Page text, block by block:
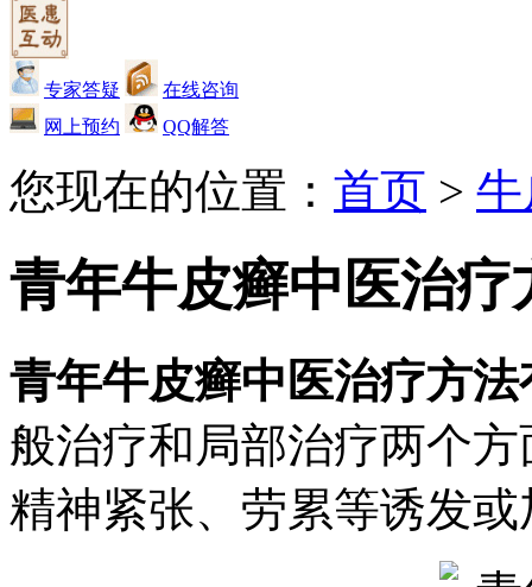
专家答疑
在线咨询
网上预约
QQ解答
您现在的位置： 首页 >
青年牛皮癣中医治疗
青年牛皮癣中医治疗方法
般治疗和局部治疗两个
精神紧张、劳累等诱发